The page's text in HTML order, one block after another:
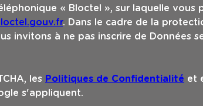
« Bloctel », sur laquelle vous
. Dans le cadre de la
invitons à ne pas inscrire de Données
les Politiques de Confidentialité et
s'appliquent.